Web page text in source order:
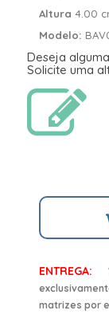
Altura4.00
Modelo:
Deseja
Solicite uma
ENTREGA:
matrizes por